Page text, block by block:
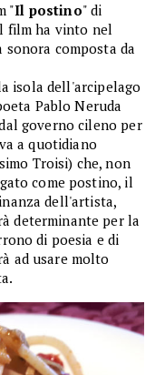
"Il postino" di
film ha vinto nel
composta da
isola dell'arcipelago
Pablo Neruda
governo cileno per
a quotidiano
Troisi) che, non
come postino, il
dell'artista,
determinante per la
di poesia e di
ad usare molto